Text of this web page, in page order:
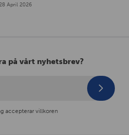
April 2026
på vårt nyhetsbrev?
accepterar villkoren